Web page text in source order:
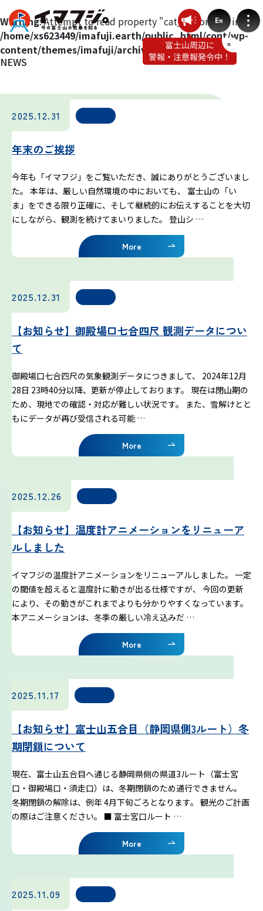
En
登山ルート別気象
富士宮ルート
御殿場ルート
須走ルート
富士山まめ知識
観天望気(かんてんぼうき)
雷の危険性
富士山の気象の特徴
富士山の登山シーズンと装備
富士登山ルールとマナー
雷プロジェクト
気象測器設置プロジェクト
サイネージプロジェクト
お知らせ
プロフェッショナルのつぶやき
いまふじぃ～さんの部屋
プライバシーポリシー
お問い合わせ
運営会社
Warning: Attempt to read property "cat_ID" on null in
/home/xs623449/imafuji.earth/public_html/cont/wp-
content/themes/imafuji/archive.phpon line3
NEWS
2025.12.31
年末のご挨拶
今年も「イマフジ」をご覧いただき、誠にありがとうございまし
た。 本年は、厳しい自然環境の中においても、 富士山の「い
ま」をできる限り正確に、そして継続的にお伝えすることを大切
にしながら、観測を続けてまいりました。 登山シ …
More
2025.12.31
【お知らせ】御殿場口七合四尺 観測データについ
て
御殿場口七合四尺の気象観測データにつきまして、 2024年12月
28日 23時40分以降、更新が停止しております。 現在は閉山期の
ため、現地での確認・対応が難しい状況です。 また、雪解けとと
もにデータが再び受信される可能 …
More
2025.12.26
【お知らせ】温度計アニメーションをリニューア
ルしました
イマフジの温度計アニメーションをリニューアルしました。 一定
の閾値を超えると温度計に動きが出る仕様ですが、 今回の更新
により、その動きがこれまでよりも分かりやすくなっています。
本アニメーションは、冬季の厳しい冷え込みだ …
More
2025.11.17
【お知らせ】富士山五合目（静岡県側3ルート）冬
期閉鎖について
現在、富士山五合目へ通じる静岡県側の県道3ルート（富士宮
口・御殿場口・須走口）は、冬期閉鎖のため通行できません。
冬期閉鎖の解除は、例年 4月下旬ごろとなります。 観光のご計画
の際はご注意ください。 ■ 富士宮口ルート …
More
2025.11.09